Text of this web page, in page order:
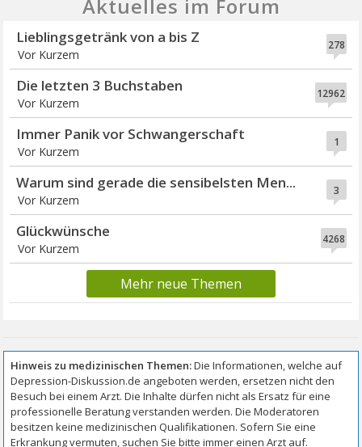
Aktuelles im Forum
278
Lieblingsgetränk von a bis Z
Vor Kurzem
12962
Die letzten 3 Buchstaben
Vor Kurzem
1
Immer Panik vor Schwangerschaft
Vor Kurzem
3
Warum sind gerade die sensibelsten Men...
Vor Kurzem
4268
Glückwünsche
Vor Kurzem
Mehr neue Themen